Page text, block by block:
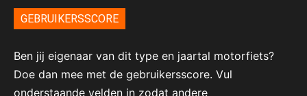
GEBRUIKERSSCORE
Ben jij eigenaar van dit type en jaartal motorfiets?
Doe dan mee met de gebruikersscore. Vul
onderstaande velden in zodat andere